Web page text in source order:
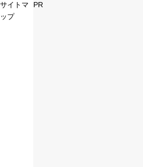
サイトマ
ップ
PR